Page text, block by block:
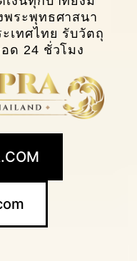
พระพุทธศาสนา
เทศไทย รับวัตถุ
ด 24 ชั่วโมง